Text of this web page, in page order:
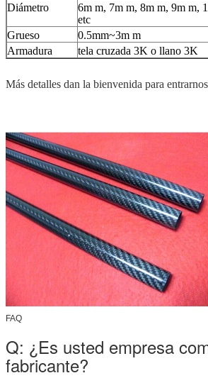
Diámetro
6m m, 7m m, 8m m, 9m m,
etc
Grueso
0.5mm~3m m
Armadura
tela cruzada 3K o llano 3K
Más detalles dan la bienvenida para
FAQ
Q: ¿Es usted empresa
fabricante?